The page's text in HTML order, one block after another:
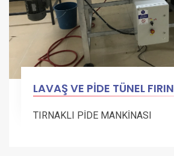
LAVAŞ VE PİDE TÜNEL FIRIN
TIRNAKLI PİDE MANKİNASI